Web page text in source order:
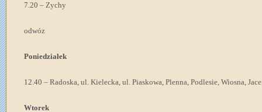
7.20 – Zychy
odwóz
Poniedziałek
12.40 – Radoska, ul. Kielecka, ul. Piaskowa, Plenna, Podlesie, Wiosna,
Wtorek